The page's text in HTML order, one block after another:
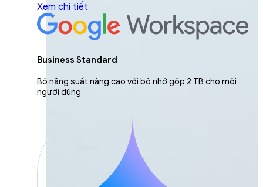
Xem chi tiết
Business Standard
Bộ năng suất nâng cao với bộ nhớ gộp 2 TB cho mỗi
người dùng